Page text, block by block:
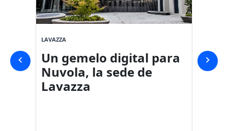
LAVAZZA
Un gemelo digital para
Nuvola, la sede de
Lavazza